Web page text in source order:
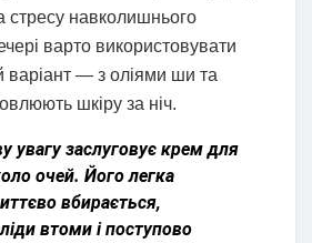
стресу навколишнього
варто використовувати
варіант — з оліями ши та
шкіру за ніч.
увагу заслуговує крем для
очей. Його легка
вбирається,
втоми і поступово